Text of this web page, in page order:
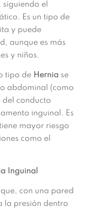
el
Es un tipo de
y puede
aunque es más
y niños.
tipo deHernia se
abdominal (como
del conducto
inguinal. Es
mayor riesgo
como el
Inguinal
con una pared
la presión dentro